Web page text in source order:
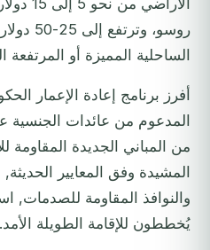
روسو،
الساحلية المميزة أو
أفرز برنامج إعادة الإعمار
المدعوم من عائدات الجنسية
من المباني الجديدة المقاومة
المشيدة وفق المعايير
والنوافذ المقاومة للصدمات,
يُخططون للإقامة الطويلة الأمد.